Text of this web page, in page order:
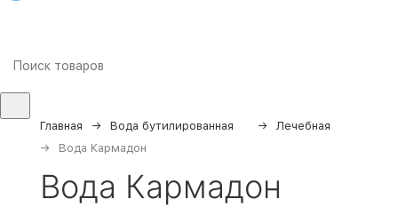
Главная Вода бутилированная
Лечебная
Вода Кармадон
Вода Кармадон